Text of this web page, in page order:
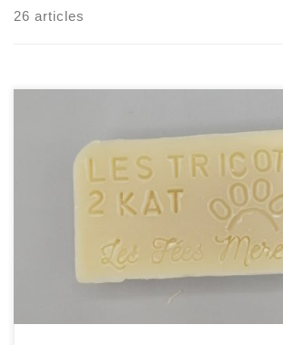
26 articles
Les Fées Quatre Pattes est un savon
Shampoing solide végétal pour nos
Sans huile essentielle, 100 % naturel, éco-
déchet), sans colorant, sans parfum, sans
perturbateur endocrinien, sans détergent,
irritant ! Sa composition est respectueuse